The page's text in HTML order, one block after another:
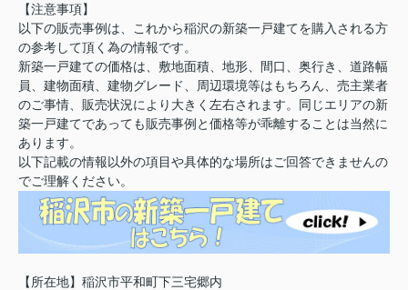
【注意事項】
以下の販売事例は、これから稲沢の新築一戸建てを購入される方
の参考して頂く為の情報です。
新築一戸建ての価格は、敷地面積、地形、間口、奥行き、道路幅
員、建物面積、建物グレード、周辺環境等はもちろん、売主業者
のご事情、販売状況により大きく左右されます。同じエリアの新
築一戸建てであっても販売事例と価格等が乖離することは当然に
あります。
以下記載の情報以外の項目や具体的な場所はご回答できませんの
でご理解ください。
【所在地】稲沢市平和町下三宅郷内